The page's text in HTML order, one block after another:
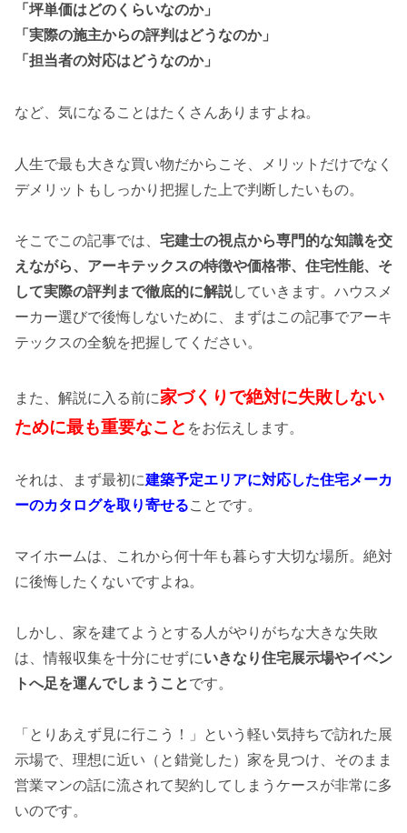
「坪単価はどのくらいなのか」
「実際の施主からの評判はどうなのか」
「担当者の対応はどうなのか」
など、気になることはたくさんありますよね。
人生で最も大きな買い物だからこそ、メリットだけでなく
デメリットもしっかり把握した上で判断したいもの。
そこでこの記事では、 宅建士の視点から専門的な知識を交
えながら、アーキテックスの特徴や価格帯、住宅性能、そ
して実際の評判まで徹底的に解説していきます。ハウスメ
ーカー選びで後悔しないために、まずはこの記事でアーキ
テックスの全貌を把握してください。
また、解説に入る前に家づくりで絶対に失敗しない
ために最も重要なこと をお伝えします。
それは、まず最初に建築予定エリアに対応した住宅メーカ
ーのカタログを取り寄せることです。
マイホームは、これから何十年も暮らす大切な場所。絶対
に後悔したくないですよね。
しかし、家を建てようとする人がやりがちな大きな失敗
は、情報収集を十分にせずにいきなり住宅展示場やイベン
トへ足を運んでしまうことです。
「とりあえず見に行こう！」という軽い気持ちで訪れた展
示場で、理想に近い（と錯覚した）家を見つけ、そのまま
営業マンの話に流されて契約してしまうケースが非常に多
いのです。